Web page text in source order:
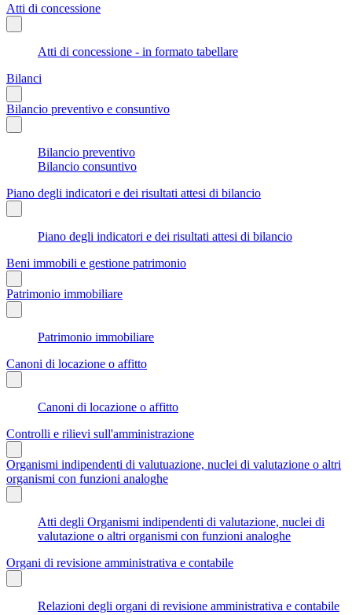
Atti di concessione
Atti di concessione - in formato tabellare
Bilanci
Bilancio preventivo e consuntivo
Bilancio preventivo
Bilancio consuntivo
Piano degli indicatori e dei risultati attesi di bilancio
Piano degli indicatori e dei risultati attesi di bilancio
Beni immobili e gestione patrimonio
Patrimonio immobiliare
Patrimonio immobiliare
Canoni di locazione o affitto
Canoni di locazione o affitto
Controlli e rilievi sull'amministrazione
Organismi indipendenti di valutuazione, nuclei di valutazione o altri
organismi con funzioni analoghe
Atti degli Organismi indipendenti di valutazione, nuclei di
valutazione o altri organismi con funzioni analoghe
Organi di revisione amministrativa e contabile
Relazioni degli organi di revisione amministrativa e contabile